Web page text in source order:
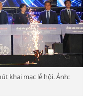
khai mạc lễ hội. Ảnh: